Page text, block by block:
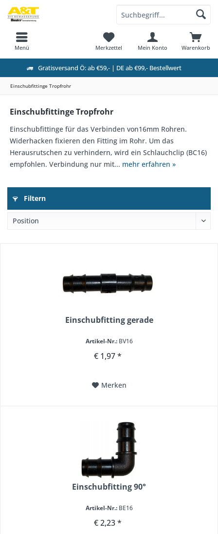
Gratisversand Ö: ab €59,- | DE ab €99,- Bestellwert
Warenkorb
Merkzettel Mein Konto
Menü
Einschubfittinge Tropfrohr
Einschubfittinge Tropfrohr
Einschubfittinge für das Verbinden von16mm Rohren.
Widerhacken fixieren den Fitting im Rohr. Um das
Herausrutschen zu verhindern, wird ein Schlauchclip (BC16)
empfohlen. Verbindung nur mit... mehr erfahren »
Filtern
Einschubfitting gerade
Artikel-Nr.:BV16
€ 1,97 *
Merken
Einschubfitting 90°
Artikel-Nr.:BE16
€ 2,23 *